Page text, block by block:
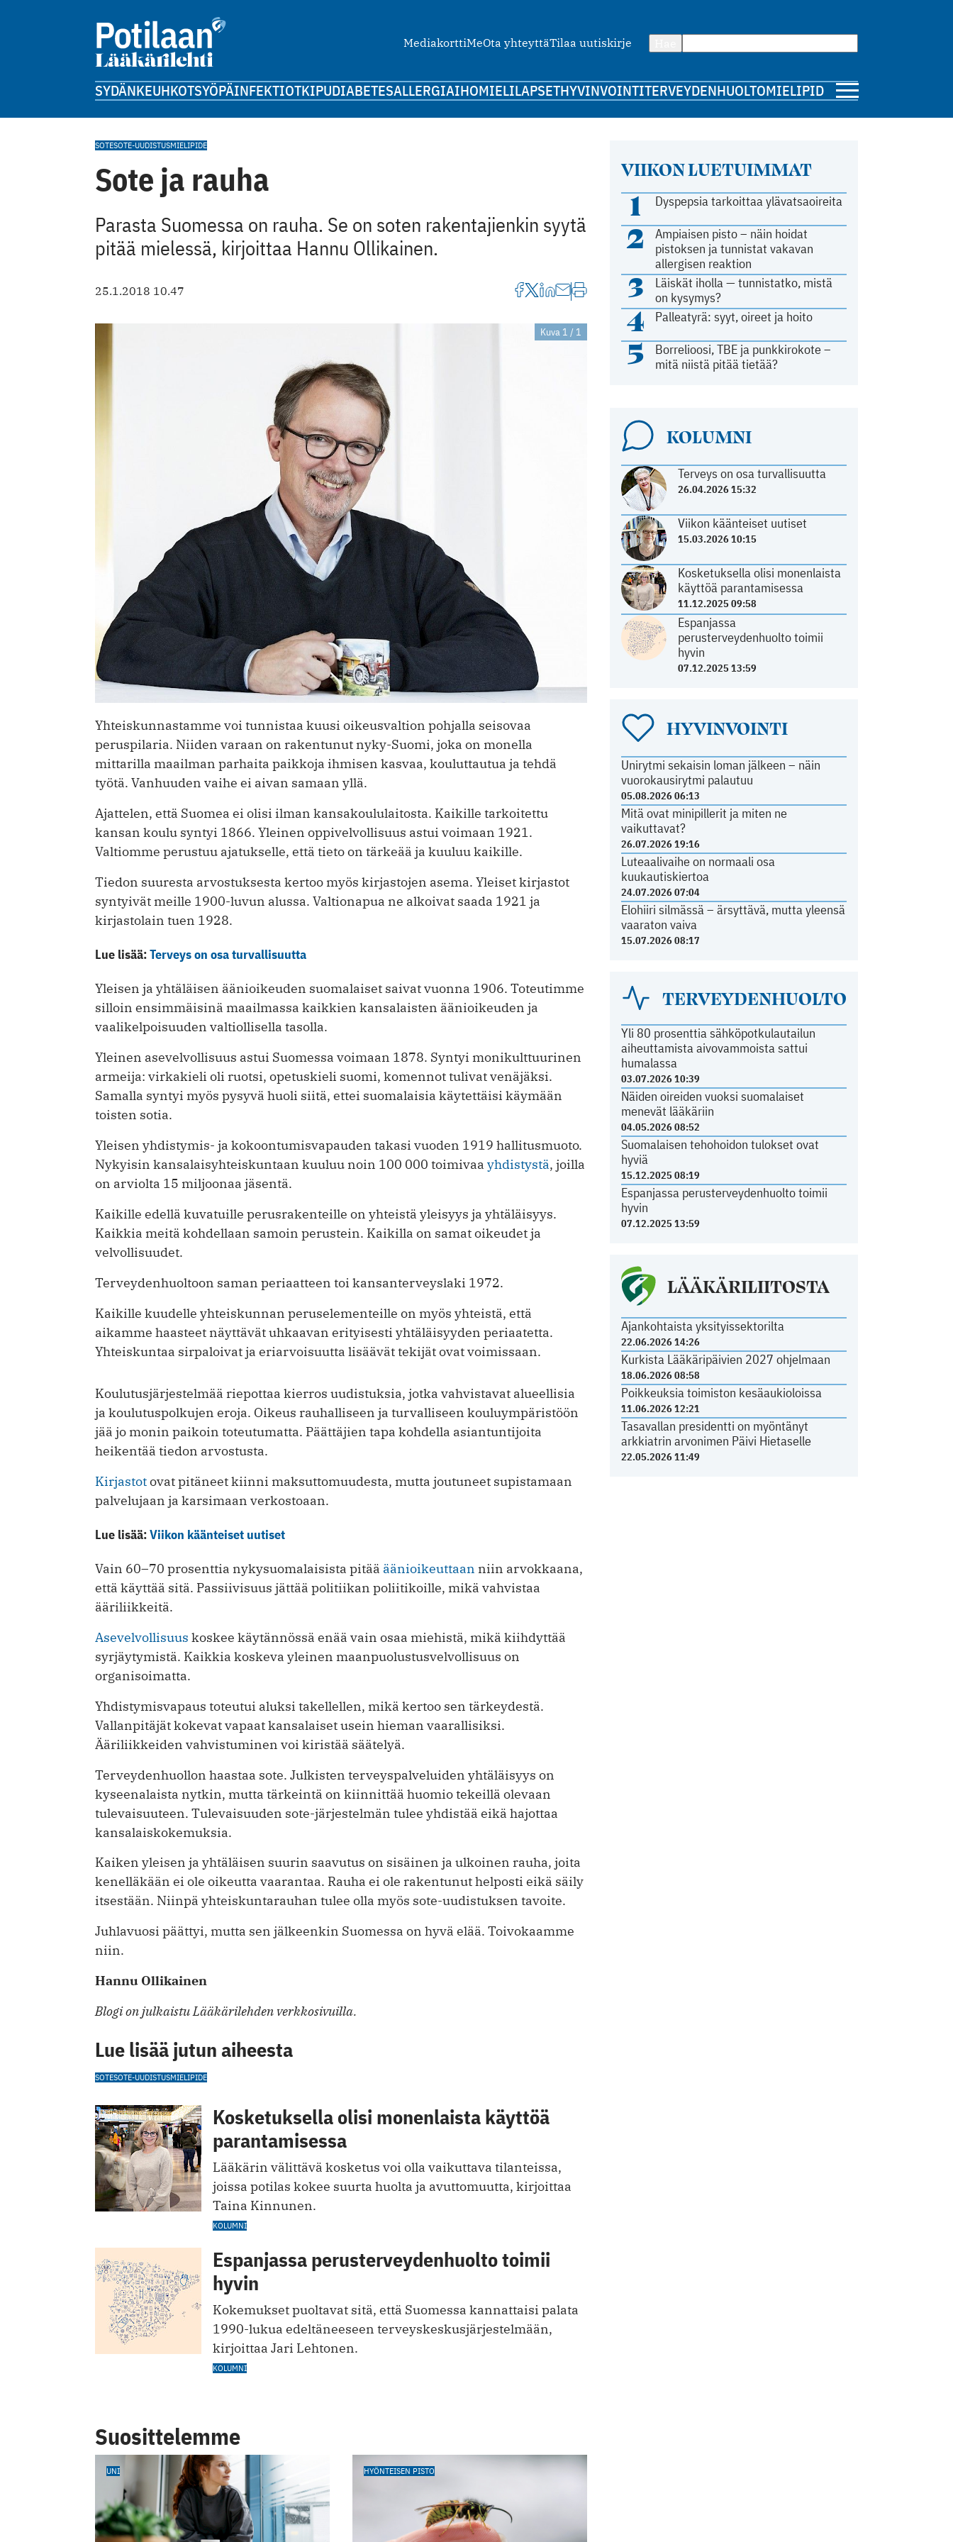
MediakorttiMeOta yhteyttäTilaa uutiskirje
SYDÄNKEUHKOTSYÖPÄINFEKTIOTKIPUDIABETESALLERGIAIHOMIELILAPSETHYVINVOINTITERVEYDENHUOLTOMIELIPIDE
VIIKON LUETUIMMAT
1 Dyspepsia tarkoittaa ylävatsaoireita
2
Ampiaisen pisto – näin hoidat
pistoksen ja tunnistat vakavan
allergisen reaktion
3
Läiskät iholla — tunnistatko, mistä
on kysymys?
4 Palleatyrä: syyt, oireet ja hoito
5
Borrelioosi, TBE ja punkkirokote –
mitä niistä pitää tietää?
KOLUMNI
Terveys on osa turvallisuutta
26.04.2026 15:32
Viikon käänteiset uutiset
15.03.2026 10:15
Kosketuksella olisi monenlaista
käyttöä parantamisessa
11.12.2025 09:58
Espanjassa
perusterveydenhuolto toimii
hyvin
07.12.2025 13:59
HYVINVOINTI
Unirytmi sekaisin loman jälkeen – näin
vuorokausirytmi palautuu
05.08.2026 06:13
Mitä ovat minipillerit ja miten ne
vaikuttavat?
26.07.2026 19:16
Luteaalivaihe on normaali osa
kuukautiskiertoa
24.07.2026 07:04
Elohiiri silmässä – ärsyttävä, mutta yleensä
vaaraton vaiva
15.07.2026 08:17
TERVEYDENHUOLTO
Yli 80 prosenttia sähköpotkulautailun
aiheuttamista aivovammoista sattui
humalassa
03.07.2026 10:39
Näiden oireiden vuoksi suomalaiset
menevät lääkäriin
04.05.2026 08:52
Suomalaisen tehohoidon tulokset ovat
hyviä
15.12.2025 08:19
Espanjassa perusterveydenhuolto toimii
hyvin
07.12.2025 13:59
LÄÄKÄRILIITOSTA
Ajankohtaista yksityissektorilta
22.06.2026 14:26
Kurkista Lääkäripäivien 2027 ohjelmaan
18.06.2026 08:58
Poikkeuksia toimiston kesäaukioloissa
11.06.2026 12:21
Tasavallan presidentti on myöntänyt
arkkiatrin arvonimen Päivi Hietaselle
22.05.2026 11:49
SOTESOTE-UUDISTUSMIELIPIDE
Sote ja rauha
Parasta Suomessa on rauha. Se on soten rakentajienkin syytä
pitää mielessä, kirjoittaa Hannu Ollikainen.
25.1.2018 10.47
Kuva 1 / 1
Yhteiskunnastamme voi tunnistaa kuusi oikeusvaltion pohjalla seisovaa
peruspilaria. Niiden varaan on rakentunut nyky-Suomi, joka on monella
mittarilla maailman parhaita paikkoja ihmisen kasvaa, kouluttautua ja tehdä
työtä. Vanhuuden vaihe ei aivan samaan yllä.
Ajattelen, että Suomea ei olisi ilman kansakoululaitosta. Kaikille tarkoitettu
kansan koulu syntyi 1866. Yleinen oppivelvollisuus astui voimaan 1921.
Valtiomme perustuu ajatukselle, että tieto on tärkeää ja kuuluu kaikille.
Tiedon suuresta arvostuksesta kertoo myös kirjastojen asema. Yleiset kirjastot
syntyivät meille 1900-luvun alussa. Valtionapua ne alkoivat saada 1921 ja
kirjastolain tuen 1928.
Lue lisää:Terveys on osa turvallisuutta
Yleisen ja yhtäläisen äänioikeuden suomalaiset saivat vuonna 1906. Toteutimme
silloin ensimmäisinä maailmassa kaikkien kansalaisten äänioikeuden ja
vaalikelpoisuuden valtiollisella tasolla.
Yleinen asevelvollisuus astui Suomessa voimaan 1878. Syntyi monikulttuurinen
armeija: virkakieli oli ruotsi, opetuskieli suomi, komennot tulivat venäjäksi.
Samalla syntyi myös pysyvä huoli siitä, ettei suomalaisia käytettäisi käymään
toisten sotia.
Yleisen yhdistymis- ja kokoontumisvapauden takasi vuoden 1919 hallitusmuoto.
Nykyisin kansalaisyhteiskuntaan kuuluu noin 100 000 toimivaa yhdistystä, joilla
on arviolta 15 miljoonaa jäsentä.
Kaikille edellä kuvatuille perusrakenteille on yhteistä yleisyys ja yhtäläisyys.
Kaikkia meitä kohdellaan samoin perustein. Kaikilla on samat oikeudet ja
velvollisuudet.
Terveydenhuoltoon saman periaatteen toi kansanterveyslaki 1972.
Kaikille kuudelle yhteiskunnan peruselementeille on myös yhteistä, että
aikamme haasteet näyttävät uhkaavan erityisesti yhtäläisyyden periaatetta.
Yhteiskuntaa sirpaloivat ja eriarvoisuutta lisäävät tekijät ovat voimissaan.
Koulutusjärjestelmää riepottaa kierros uudistuksia, jotka vahvistavat alueellisia
ja koulutuspolkujen eroja. Oikeus rauhalliseen ja turvalliseen kouluympäristöön
jää jo monin paikoin toteutumatta. Päättäjien tapa kohdella asiantuntijoita
heikentää tiedon arvostusta.
Kirjastotovat pitäneet kiinni maksuttomuudesta, mutta joutuneet supistamaan
palvelujaan ja karsimaan verkostoaan.
Lue lisää:Viikon käänteiset uutiset
Vain 60–70 prosenttia nykysuomalaisista pitää äänioikeuttaan niin arvokkaana,
että käyttää sitä. Passiivisuus jättää politiikan poliitikoille, mikä vahvistaa
ääriliikkeitä.
Asevelvollisuus koskee käytännössä enää vain osaa miehistä, mikä kiihdyttää
syrjäytymistä. Kaikkia koskeva yleinen maanpuolustusvelvollisuus on
organisoimatta.
Yhdistymisvapaus toteutui aluksi takellellen, mikä kertoo sen tärkeydestä.
Vallanpitäjät kokevat vapaat kansalaiset usein hieman vaarallisiksi.
Ääriliikkeiden vahvistuminen voi kiristää säätelyä.
Terveydenhuollon haastaa sote. Julkisten terveyspalveluiden yhtäläisyys on
kyseenalaista nytkin, mutta tärkeintä on kiinnittää huomio tekeillä olevaan
tulevaisuuteen. Tulevaisuuden sote-järjestelmän tulee yhdistää eikä hajottaa
kansalaiskokemuksia.
Kaiken yleisen ja yhtäläisen suurin saavutus on sisäinen ja ulkoinen rauha, joita
kenelläkään ei ole oikeutta vaarantaa. Rauha ei ole rakentunut helposti eikä säily
itsestään. Niinpä yhteiskuntarauhan tulee olla myös sote-uudistuksen tavoite.
Juhlavuosi päättyi, mutta sen jälkeenkin Suomessa on hyvä elää. Toivokaamme
niin.
Hannu Ollikainen
Blogi on julkaistu Lääkärilehden verkkosivuilla.
Lue lisää jutun aiheesta
SOTESOTE-UUDISTUSMIELIPIDE
Kosketuksella olisi monenlaista käyttöä
parantamisessa
Lääkärin välittävä kosketus voi olla vaikuttava tilanteissa,
joissa potilas kokee suurta huolta ja avuttomuutta, kirjoittaa
Taina Kinnunen.
KOLUMNI
Espanjassa perusterveydenhuolto toimii
hyvin
Kokemukset puoltavat sitä, että Suomessa kannattaisi palata
1990-lukua edeltäneeseen terveyskeskusjärjestelmään,
kirjoittaa Jari Lehtonen.
KOLUMNI
Suosittelemme
UNI HYÖNTEISEN PISTO